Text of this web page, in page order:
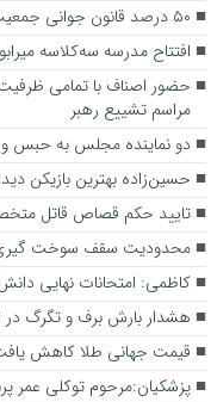
۵۰ درصد قانون جوانی جمعیت در کشور اجرا شده است
افتتاح مدرسه سه‌کلاسه
حضور اصناف با تمامی
مراسم تشییع رهبر
دو نماینده مجلس به حبس
حسین‌زاده بهترین بازیکن
تایید حکم قصاص قاتل
محدودیت سقف سوخت
کاظمی: امتحانات نهایی دانش‌آموزان از ۲۱
هشدار بارش برف و تگرگ در
قیمت جهانی طلا کاهش
پزشکیان:مرحوم توکلی عمر